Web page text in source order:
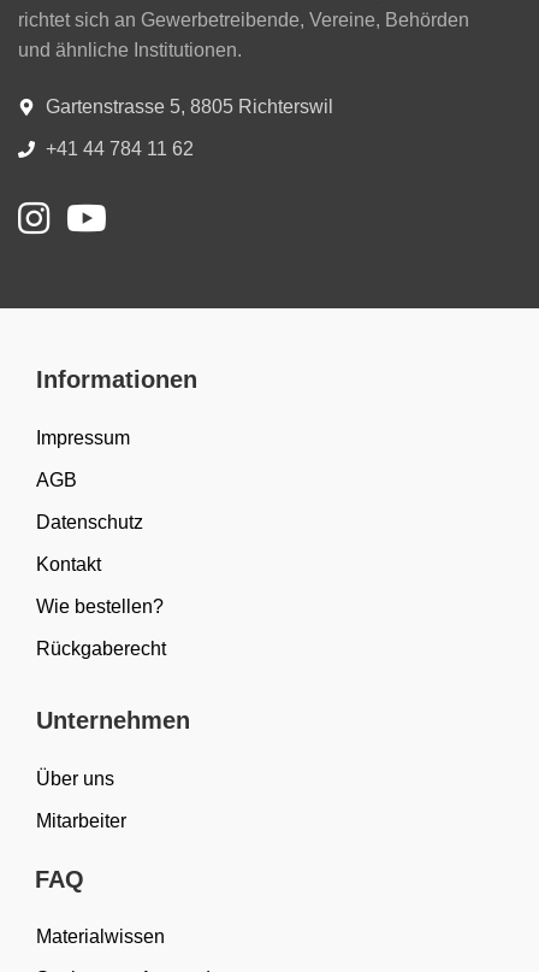
richtet sich an Gewerbetreibende, Vereine, Behörden
und ähnliche Institutionen.
Gartenstrasse 5, 8805 Richterswil
+41 44 784 11 62
Informationen
Impressum
AGB
Datenschutz
Kontakt
Wie bestellen?
Rückgaberecht
Unternehmen
Über uns
Mitarbeiter
FAQ
Materialwissen